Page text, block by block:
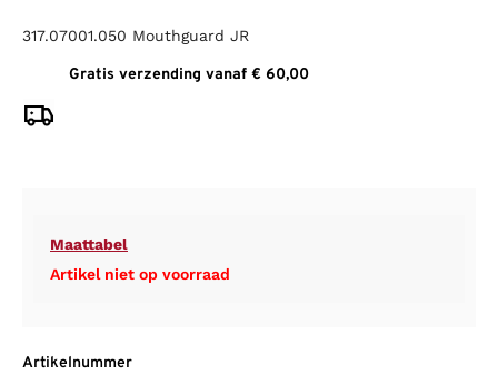
317.07001.050 Mouthguard JR
Gratis verzending vanaf € 60,00
Maattabel
Artikel niet op voorraad
Artikelnummer